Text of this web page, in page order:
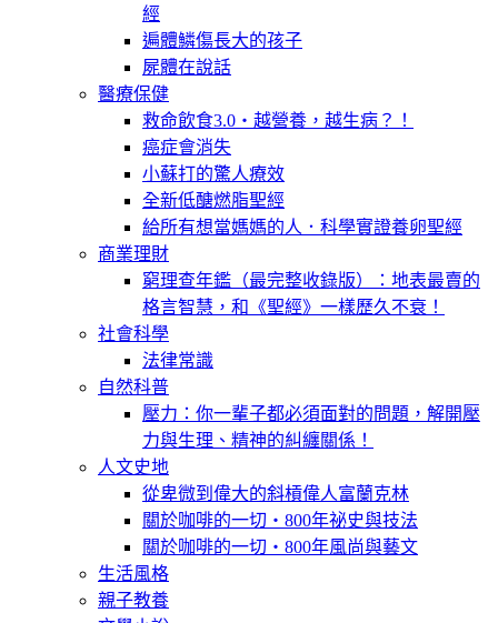
經
遍體鱗傷長大的孩子
屍體在說話
醫療保健
救命飲食3.0‧越營養，越生病？！
癌症會消失
小蘇打的驚人療效
全新低醣燃脂聖經
給所有想當媽媽的人．科學實證養卵聖經
商業理財
窮理查年鑑（最完整收錄版）：地表最賣的
格言智慧，和《聖經》一樣歷久不衰！
社會科學
法律常識
自然科普
壓力：你一輩子都必須面對的問題，解開壓
力與生理、精神的糾纏關係！
人文史地
從卑微到偉大的斜槓偉人富蘭克林
關於咖啡的一切‧800年祕史與技法
關於咖啡的一切‧800年風尚與藝文
生活風格
親子教養